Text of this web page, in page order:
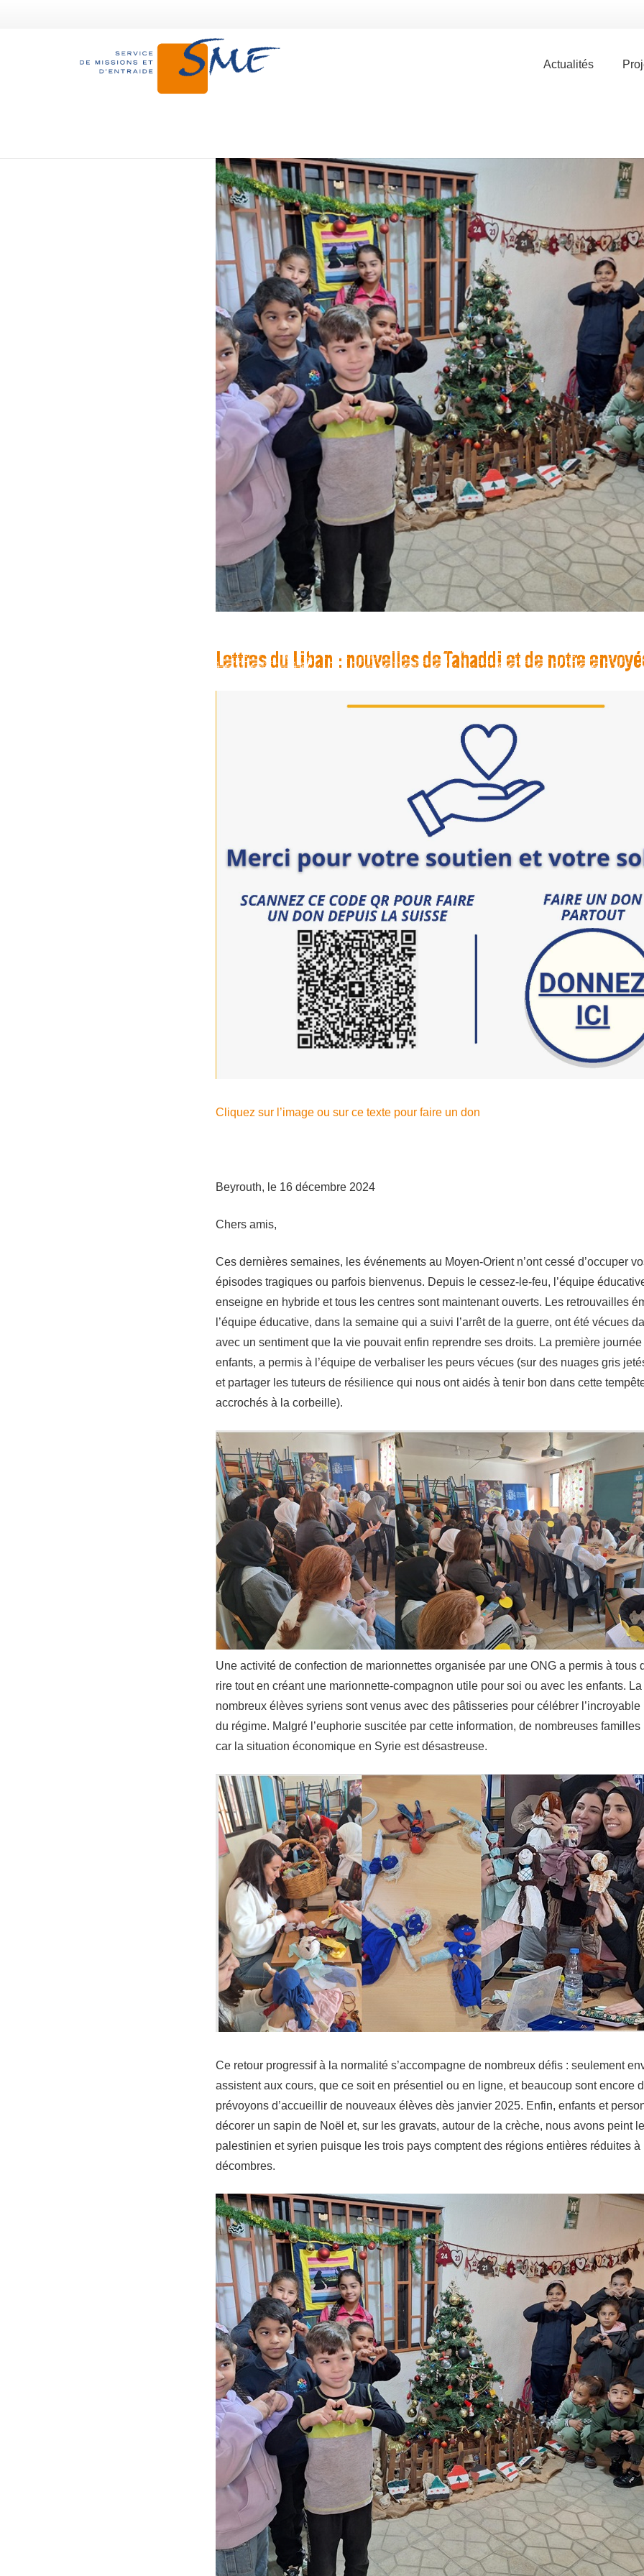
Actualités
Lettres du Liban : nouvelles de Tahaddi et de notre
Cliquez sur l’image ou sur ce texte pour faire un don
Beyrouth, le 16 décembre 2024
Chers amis,
Ces dernières semaines, les événements au Moyen-Orient n’ont cessé d’occuper
épisodes tragiques ou parfois bienvenus. Depuis le cessez-le-feu, l’équipe
enseigne en hybride et tous les centres sont maintenant ouverts. Les retrouvailles
l’équipe éducative, dans la semaine qui a suivi l’arrêt de la guerre, ont été vécues
avec un sentiment que la vie pouvait enfin reprendre ses droits. La première
enfants, a permis à l’équipe de verbaliser les peurs vécues (sur des nuages gris
et partager les tuteurs de résilience qui nous ont aidés à tenir bon dans cette
accrochés à la corbeille).
Une activité de confection de marionnettes organisée par une ONG a permis à tous
rire tout en créant une marionnette-compagnon utile pour soi ou avec les enfants.
nombreux élèves syriens sont venus avec des pâtisseries pour célébrer
du régime. Malgré l’euphorie suscitée par cette information, de nombreuses
car la situation économique en Syrie est désastreuse.
Ce retour progressif à la normalité s’accompagne de nombreux défis : seulement
assistent aux cours, que ce soit en présentiel ou en ligne, et beaucoup sont encore
prévoyons d’accueillir de nouveaux élèves dès janvier 2025. Enfin, enfants et
décorer un sapin de Noël et, sur les gravats, autour de la crèche, nous avons peint
palestinien et syrien puisque les trois pays comptent des régions entières réduites à
décombres.